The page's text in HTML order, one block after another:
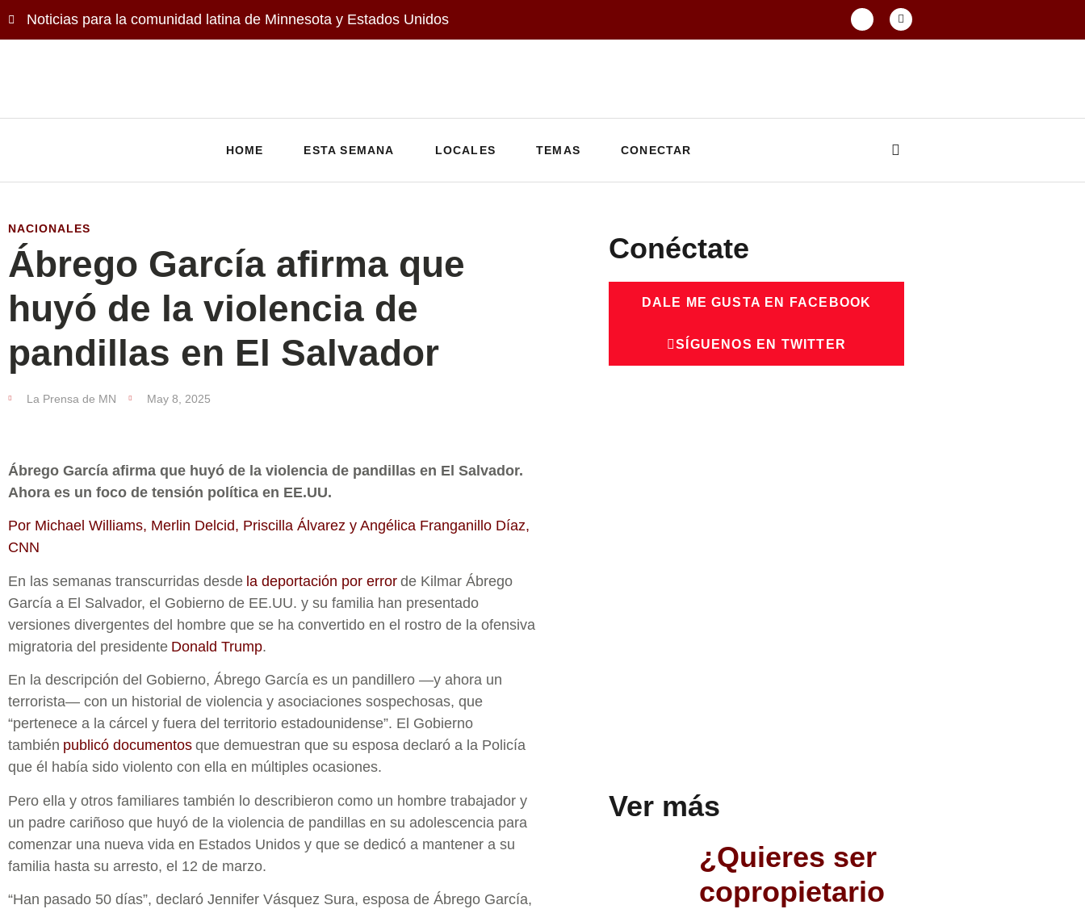
Noticias para la comunidad latina de Minnesota y Estados Unidos
HOME ESTA SEMANA LOCALES TEMAS CONECTAR
NACIONALES
Ábrego García afirma que
huyó de la violencia de
pandillas en El Salvador
La Prensa de MN May 8, 2025
Ábrego García afirma que huyó de la violencia de pandillas en El Salvador.
Ahora es un foco de tensión política en EE.UU.
Por Michael Williams, Merlin Delcid, Priscilla Álvarez y Angélica Franganillo Díaz,
CNN
En las semanas transcurridas desde la deportación por error de Kilmar Ábrego
García a El Salvador, el Gobierno de EE.UU. y su familia han presentado
versiones divergentes del hombre que se ha convertido en el rostro de la ofensiva
migratoria del presidente Donald Trump.
En la descripción del Gobierno, Ábrego García es un pandillero —y ahora un
terrorista— con un historial de violencia y asociaciones sospechosas, que
“pertenece a la cárcel y fuera del territorio estadounidense”. El Gobierno
también publicó documentos que demuestran que su esposa declaró a la Policía
que él había sido violento con ella en múltiples ocasiones.
Pero ella y otros familiares también lo describieron como un hombre trabajador y
un padre cariñoso que huyó de la violencia de pandillas en su adolescencia para
comenzar una nueva vida en Estados Unidos y que se dedicó a mantener a su
familia hasta su arresto, el 12 de marzo.
“Han pasado 50 días”, declaró Jennifer Vásquez Sura, esposa de Ábrego García,
Conéctate
DALE ME GUSTA EN FACEBOOK
SÍGUENOS EN TWITTER
Ver más
¿Quieres ser
copropietario